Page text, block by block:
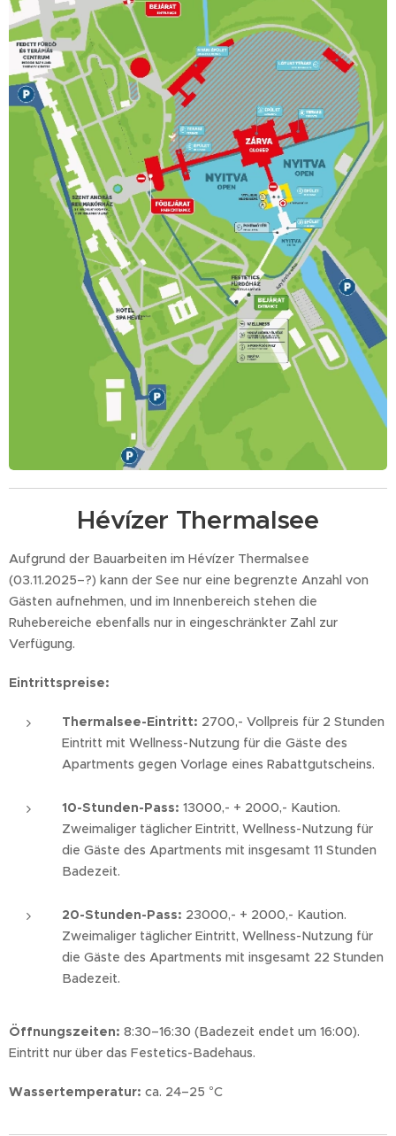
Hévízer Thermalsee
Aufgrund der Bauarbeiten im Hévízer Thermalsee
(03.11.2025–?) kann der See nur eine begrenzte Anzahl von
Gästen aufnehmen, und im Innenbereich stehen die
Ruhebereiche ebenfalls nur in eingeschränkter Zahl zur
Verfügung.
Eintrittspreise:
Thermalsee-Eintritt: 2700,- Vollpreis für 2 Stunden
Eintritt mit Wellness-Nutzung für die Gäste des
Apartments gegen Vorlage eines Rabattgutscheins.
10-Stunden-Pass: 13000,- + 2000,- Kaution.
Zweimaliger täglicher Eintritt, Wellness-Nutzung für
die Gäste des Apartments mit insgesamt 11 Stunden
Badezeit.
20-Stunden-Pass: 23000,- + 2000,- Kaution.
Zweimaliger täglicher Eintritt, Wellness-Nutzung für
die Gäste des Apartments mit insgesamt 22 Stunden
Badezeit.
Öffnungszeiten: 8:30–16:30 (Badezeit endet um 16:00).
Eintritt nur über das Festetics-Badehaus.
Wassertemperatur: ca. 24–25 °C